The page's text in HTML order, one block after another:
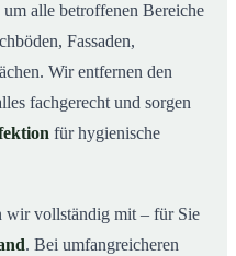
alle betroffenen Bereiche
Fassaden,
Wir entfernen den
fachgerecht und sorgen
für hygienische
wir vollständig mit – für Sie
. Bei umfangreicheren